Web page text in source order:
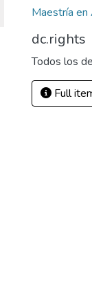
Maestría en
dc.rights
Todos los
Full